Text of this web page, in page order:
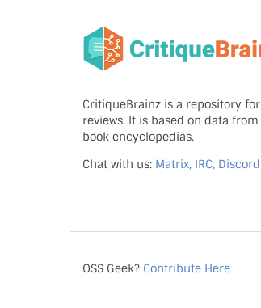
CritiqueBrainz is a repository
reviews. It is based on data
book encyclopedias.
Chat with us: Matrix, IRC, Discord
OSS Geek? Contribute Here